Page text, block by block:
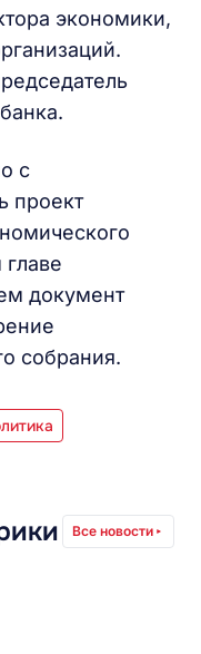
экономики,
с
проект
документ
собрания.
Все новости